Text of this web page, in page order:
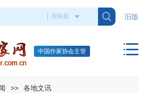
旧版
中国作家协会主管
>> 各地文讯